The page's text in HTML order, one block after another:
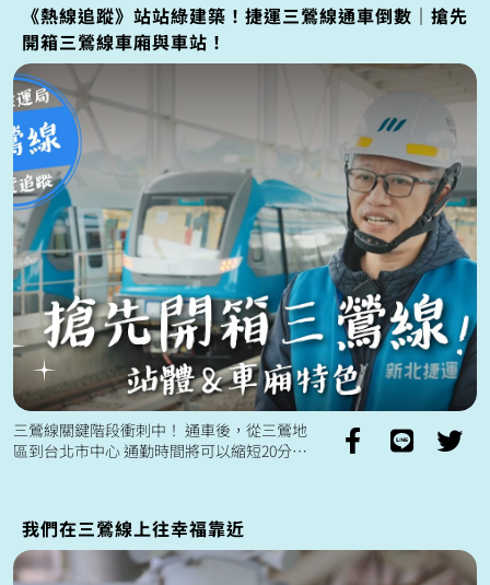
《熱線追蹤》站站綠建築！捷運三鶯線通車倒數｜搶先
開箱三鶯線車廂與車站！
三鶯線關鍵階段衝刺中！ 通車後，從三鶯地
區到台北市中心 通勤時間將可以縮短20分鐘
我們在三鶯線上往幸福靠近